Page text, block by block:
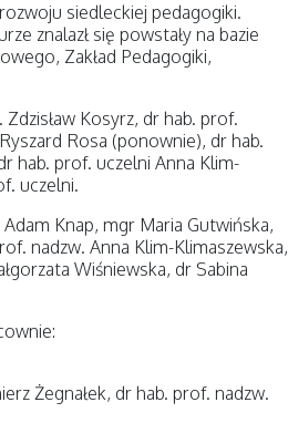
siedleckiej pedagogiki.
znalazł się powstały na bazie
Zakład Pedagogiki,
Kosyrz, dr hab. prof.
Rosa (ponownie), dr hab.
hab. prof. uczelni Anna Klim-
uczelni.
Knap, mgr Maria Gutwińska,
nadzw. Anna Klim-Klimaszewska,
Wiśniewska, dr Sabina
Żegnałek, dr hab. prof. nadzw.